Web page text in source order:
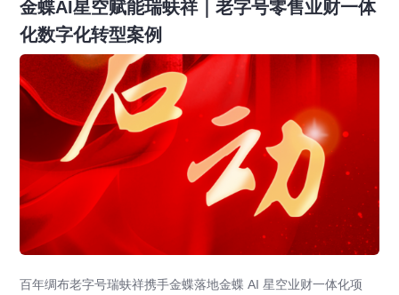
金蝶AI星空赋能瑞蚨祥｜老字号零售业财一体
化数字化转型案例
百年绸布老字号瑞蚨祥携手金蝶落地金蝶 AI 星空业财一体化项